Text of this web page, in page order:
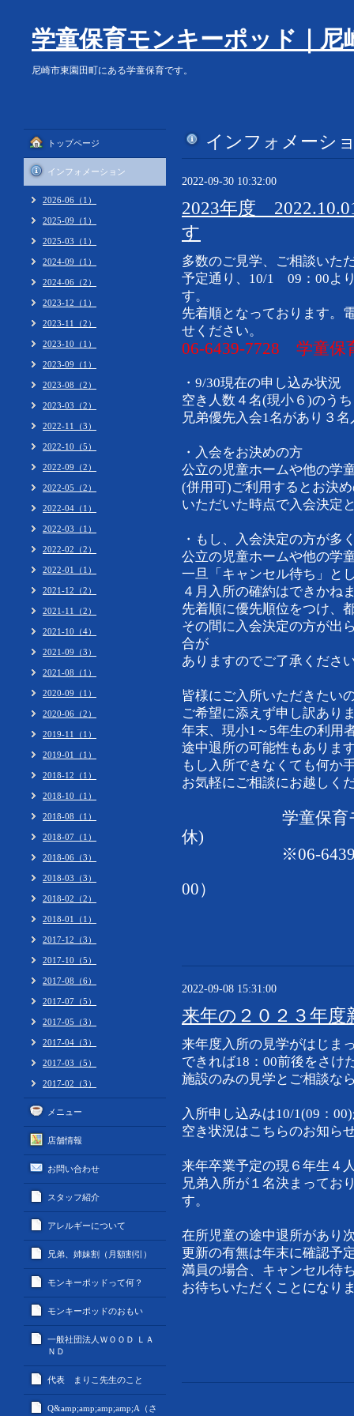
学童保育モンキーポッド｜尼
尼崎市東園田町にある学童保育です。
インフォメーシ
2022-09-30 10:32:00
2023年度
す
多数のご見学、ご相談いた
予定通り、10/1 09：00よ
す。
先着順となっております。
せください。
06-6439-7728 学童保
・9/30現在の申し込み状況
空き人数４名(現小６)のうち
兄弟優先入会1名があり３
・入会をお決めの方
公立の児童ホームや他の学
(併用可)ご利用するとお決
いただいた時点で入会決定
・もし、入会決定の方が多
公立の児童ホームや他の学
一旦「キャンセル待ち」と
４月入所の確約はできかね
先着順に優先順位をつけ、
その間に入会決定の方が出
合が
ありますのでご了承くださ
皆様にご入所いただきたい
ご希望に添えず申し訳あり
年末、現小1～5年生の利用
途中退所の可能性もありま
もし入所できなくても何か
お気軽にご相談にお越しく
学童保育
休)
※06-6439-7728
00）
2022-09-08 15:31:00
来年の２０２３年
来年度入所の見学がはじま
できれば18：00前後をさけ
施設のみの見学とご相談な
入所申し込みは10/1(09：
空き状況はこちらのお知ら
来年卒業予定の現６年生４
兄弟入所が１名決まってお
す。
在所児童の途中退所があり
更新の有無は年末に確認予
満員の場合、キャンセル待
お待ちいただくことになり
トップページ
インフォメーション
2026-06（1）
2025-09（1）
2025-03（1）
2024-09（1）
2024-06（2）
2023-12（1）
2023-11（2）
2023-10（1）
2023-09（1）
2023-08（2）
2023-03（2）
2022-11（3）
2022-10（5）
2022-09（2）
2022-05（2）
2022-04（1）
2022-03（1）
2022-02（2）
2022-01（1）
2021-12（2）
2021-11（2）
2021-10（4）
2021-09（3）
2021-08（1）
2020-09（1）
2020-06（2）
2019-11（1）
2019-01（1）
2018-12（1）
2018-10（1）
2018-08（1）
2018-07（1）
2018-06（3）
2018-03（3）
2018-02（2）
2018-01（1）
2017-12（3）
2017-10（5）
2017-08（6）
2017-07（5）
2017-05（3）
2017-04（3）
2017-03（5）
2017-02（3）
メニュー
店舗情報
お問い合わせ
スタッフ紹介
アレルギーについて
兄弟、姉妹割（月額割引）
モンキーポッドって何？
モンキーポッドのおもい
一般社団法人ＷＯＯＤ ＬＡ
ＮＤ
代表 まりこ先生のこと
Q&amp;amp;amp;amp;A（さ